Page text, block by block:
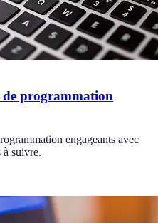
programmation
engageants avec
à suivre.